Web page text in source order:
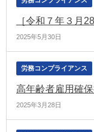
2025年5月30日
労務コンプライアンス
2025年3月28日